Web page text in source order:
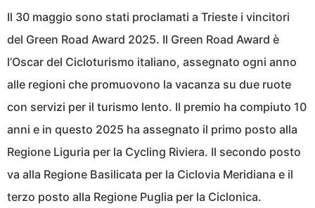
Il 30 maggio sono stati proclamati a Trieste i vincitori
del Green Road Award 2025. Il Green Road Award è
l’Oscar del Cicloturismo italiano, assegnato ogni anno
alle regioni che promuovono la vacanza su due ruote
con servizi per il turismo lento. Il premio ha compiuto 10
anni e in questo 2025 ha assegnato il primo posto alla
Regione Liguria per la Cycling Riviera. Il secondo posto
va alla Regione Basilicata per la Ciclovia Meridiana e il
terzo posto alla Regione Puglia per la Ciclonica.